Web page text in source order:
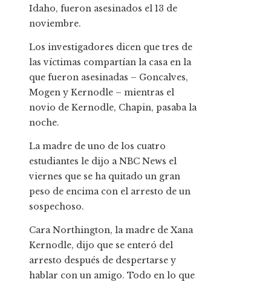
Idaho, fueron asesinados el 13 de
noviembre.
Los investigadores dicen que tres de
las víctimas compartían la casa en la
que fueron asesinadas – Goncalves,
Mogen y Kernodle – mientras el
novio de Kernodle, Chapin, pasaba la
noche.
La madre de uno de los cuatro
estudiantes le dijo a NBC News el
viernes que se ha quitado un gran
peso de encima con el arresto de un
sospechoso.
Cara Northington, la madre de Xana
Kernodle, dijo que se enteró del
arresto después de despertarse y
hablar con un amigo. Todo en lo que